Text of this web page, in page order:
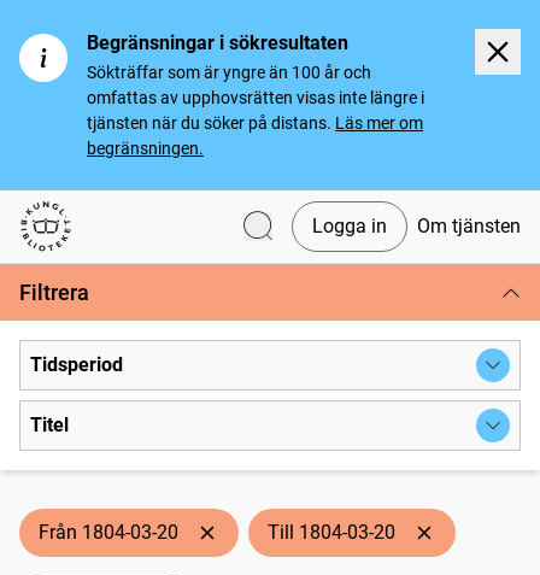
Begränsningar i sökresultaten
Sökträffar som är yngre än 100 år och
omfattas av upphovsrätten visas inte längre i
tjänsten när du söker på distans. Läs mer om
begränsningen.
Svenska tidningar
Logga in Om tjänsten
Filtrera
Tidsperiod
Titel
Från 1804-03-20 Till 1804-03-20